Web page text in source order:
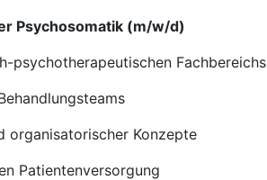
Psychosomatik (m/w/d)
psychotherapeutischen Fachbereichs
organisatorischer Konzepte
Patientenversorgung